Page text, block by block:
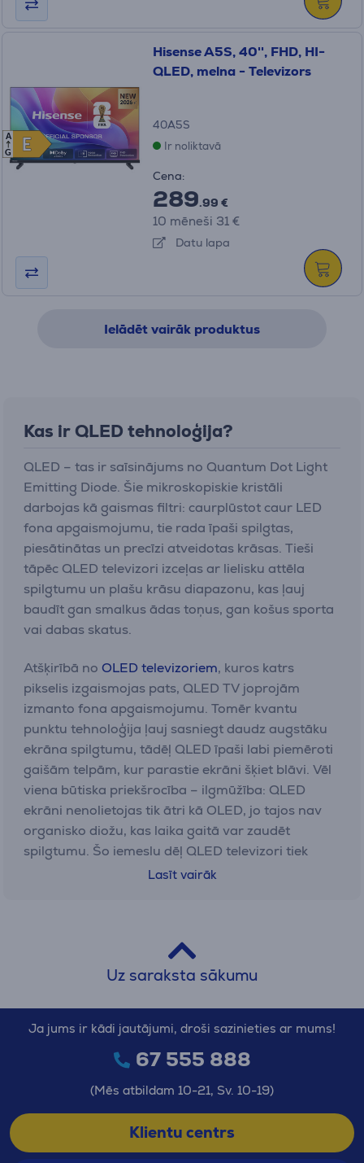
E
E
A
G
Hisense A5S, 40'', FHD, HI-
QLED, melna - Televizors
40A5S
Ir noliktavā
Cena:
289.99 €
10 mēneši 31 €
Datu lapa
Ielādēt vairāk produktus
Kas ir QLED tehnoloģija?
QLED – tas ir saīsinājums no Quantum Dot Light
Emitting Diode. Šie mikroskopiskie kristāli
darbojas kā gaismas filtri: caurplūstot caur LED
fona apgaismojumu, tie rada īpaši spilgtas,
piesātinātas un precīzi atveidotas krāsas. Tieši
tāpēc QLED televizori izceļas ar lielisku attēla
spilgtumu un plašu krāsu diapazonu, kas ļauj
baudīt gan smalkus ādas toņus, gan košus sporta
vai dabas skatus.
Atšķirībā no OLED televizoriem, kuros katrs
pikselis izgaismojas pats, QLED TV joprojām
izmanto fona apgaismojumu. Tomēr kvantu
punktu tehnoloģija ļauj sasniegt daudz augstāku
ekrāna spilgtumu, tādēļ QLED īpaši labi piemēroti
gaišām telpām, kur parastie ekrāni šķiet blāvi. Vēl
viena būtiska priekšrocība – ilgmūžība: QLED
ekrāni nenolietojas tik ātri kā OLED, jo tajos nav
organisko diožu, kas laika gaitā var zaudēt
spilgtumu. Šo iemeslu dēļ QLED televizori tiek
uzskatīti par lielisku izvēli tiem, kas meklē
Galvenās QLED televizoru
Izvēloties jaunu televizoru, vieni no pirmajiem
kritērijiem ir attēla spilgtums, krāsas un ilgmūžība.
Tieši ar to izceļas QLED televizori – tie radīti, lai
skatītājam nodrošinātu nepārspējamu pieredzi
gan filmu skatīšanās laikā, gan baudot sporta
pārraides vai spēlējot spēles uzkonsoles
svarīgākās QLED TV priekšrocības:
Lasīt vairāk
Uz saraksta sākumu
Ja jums ir kādi jautājumi, droši sazinieties ar mums!
67 555 888
(Mēs atbildam 10-21, Sv. 10-19)
Klientu centrs